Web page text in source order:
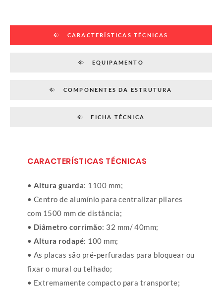
CARACTERÍSTICAS TÉCNICAS
EQUIPAMENTO
COMPONENTES DA ESTRUTURA
FICHA TÉCNICA
CARACTERÍSTICAS TÉCNICAS
• Altura guarda: 1100 mm;
• Centro de alumínio para centralizar pilares
com 1500 mm de distância;
• Diâmetro corrimão: 32 mm/ 40mm;
• Altura rodapé: 100 mm;
• As placas são pré-perfuradas para bloquear ou
fixar o mural ou telhado;
• Extremamente compacto para transporte;